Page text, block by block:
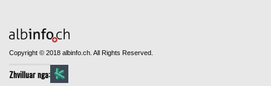
Copyright © 2018 albinfo.ch. All Rights Reserved.
Zhvilluar nga: